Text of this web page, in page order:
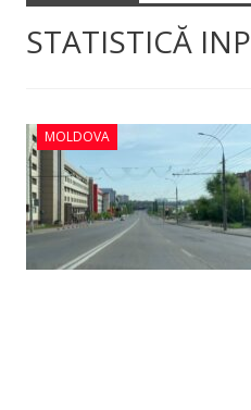
STATISTICĂ INP
MOLDOVA